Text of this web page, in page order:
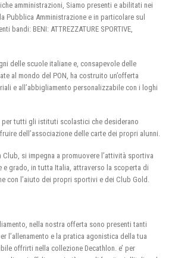
amministrazioni, Siamo presenti e abilitati nei
Pubblica Amministrazione e in particolare sul
bandi: BENI: ATTREZZATURE SPORTIVE,
delle scuole italiane e, consapevole delle
al mondo del PON, ha costruito un’offerta
e all’abbigliamento personalizzabile con i loghi
per tutti gli istituti scolastici che desiderano
dell’associazione delle carte dei propri alunni.
Club, si impegna a promuovere l’attività sportiva
e grado, in tutta Italia, attraverso la scoperta di
con l’aiuto dei propri sportivi e dei Club Gold.
nella nostra offerta sono presenti tanti
l’allenamento e la pratica agonistica della tua
offrirti nella collezione Decathlon. e’ per